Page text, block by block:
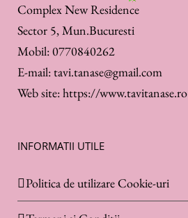
Complex New Residence
Sector 5, Mun.Bucuresti
Mobil:0770840262
E-mail:tavi.tanase@gmail.com
Web site:https://www.tavitanase.ro
INFORMATII UTILE
Politica de utilizare Cookie-uri